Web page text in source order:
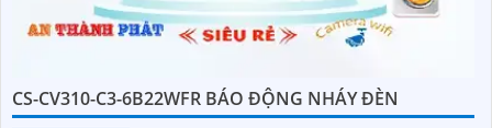
CS-CV310-C3-6B22WFR BÁO ĐỘNG NHÁY ĐÈN